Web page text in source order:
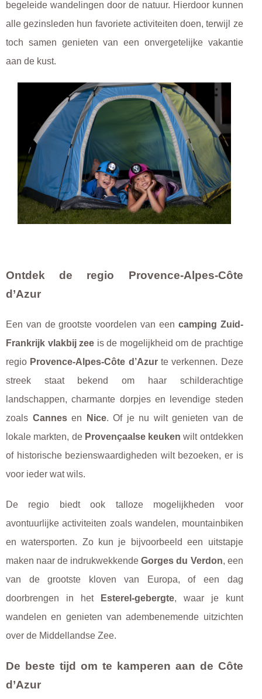
begeleide wandelingen door de natuur. Hierdoor kunnen
alle gezinsleden hun favoriete activiteiten doen, terwijl ze
toch samen genieten van een onvergetelijke vakantie
aan de kust.
Ontdek de regio Provence-Alpes-Côte
d’Azur
Een van de grootste voordelen van een camping Zuid-
Frankrijk vlakbij zee is de mogelijkheid om de prachtige
regio Provence-Alpes-Côte d’Azurte verkennen. Deze
streek staat bekend om haar schilderachtige
landschappen, charmante dorpjes en levendige steden
zoals Cannesen Nice. Of je nu wilt genieten van de
lokale markten, de Provençaalse keuken wilt ontdekken
of historische bezienswaardigheden wilt bezoeken, er is
voor ieder wat wils.
De regio biedt ook talloze mogelijkheden voor
avontuurlijke activiteiten zoals wandelen, mountainbiken
en watersporten. Zo kun je bijvoorbeeld een uitstapje
maken naar de indrukwekkendeGorges du Verdon, een
van de grootste kloven van Europa, of een dag
doorbrengen in het
Esterel-gebergte, waar je kunt
wandelen en genieten van adembenemende uitzichten
over de Middellandse Zee.
De beste tijd om te kamperen aan de Côte
d’Azur